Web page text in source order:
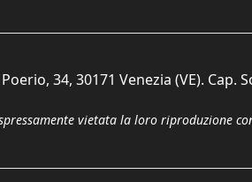
34, 30171 Venezia (VE). Cap.
vietata la loro riproduzione